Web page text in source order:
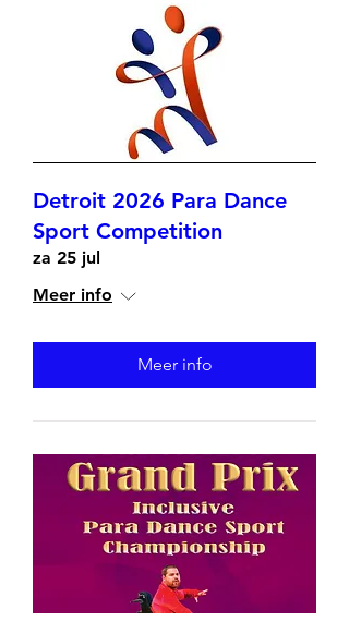
Detroit 2026 Para Dance
Sport Competition
za 25 jul
Meer info
Meer info